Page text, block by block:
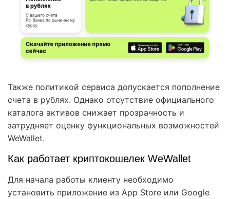
Также политикой сервиса допускается пополнение
счета в рублях. Однако отсутствие официального
каталога активов снижает прозрачность и
затрудняет оценку функциональных возможностей
WeWallet.
Как работает криптокошелек WeWallet
Для начала работы клиенту необходимо
установить приложение из App Store или Google